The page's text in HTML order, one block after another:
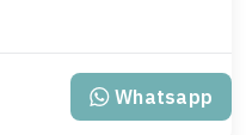
Whatsapp